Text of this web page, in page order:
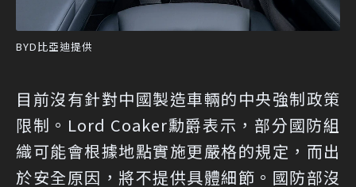
BYD比亞迪提供
目前沒有針對中國製造車輛的中央強制政策
限制。Lord Coaker勳爵表示，部分國防組
織可能會根據地點實施更嚴格的規定，而出
於安全原因，將不提供具體細節。國防部沒